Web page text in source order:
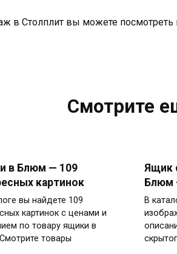
в Столплит вы можете посмотреть
Смотрите
в Блюм — 109
картинок
вы найдете 109
картинок с ценами и
по товару ящики в
товары
Ящик
Блюм
В